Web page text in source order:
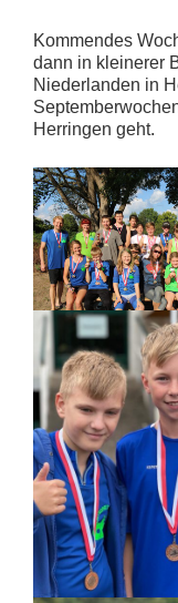
Kommendes
dann in kleinerer
Niederlanden in
Herringen geht.